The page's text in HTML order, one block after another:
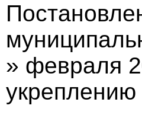
» февраля